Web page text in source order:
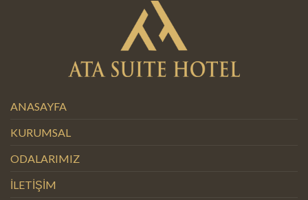
ANASAYFA
KURUMSAL
ODALARIMIZ
İLETİŞİM